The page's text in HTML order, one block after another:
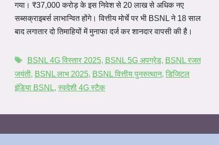
गया। ₹37,000 करोड़ के इस निवेश से 20 लाख से अधिक नए
सब्सक्राइबर्स लाभान्वित होंगे। वित्तीय मोर्चे पर भी BSNL ने 18 साल
बाद लगातार दो तिमाहियों में मुनाफा दर्ज कर शानदार वापसी की है।
BSNL 4G विस्तार 2025, BSNL 5G अपग्रेड, BSNL रजत
जयंती, BSNL लाभ 2025, BSNL वित्तीय पुनरुत्थान, डिजिटल
इंडिया BSNL, स्वदेशी 4G स्टैक